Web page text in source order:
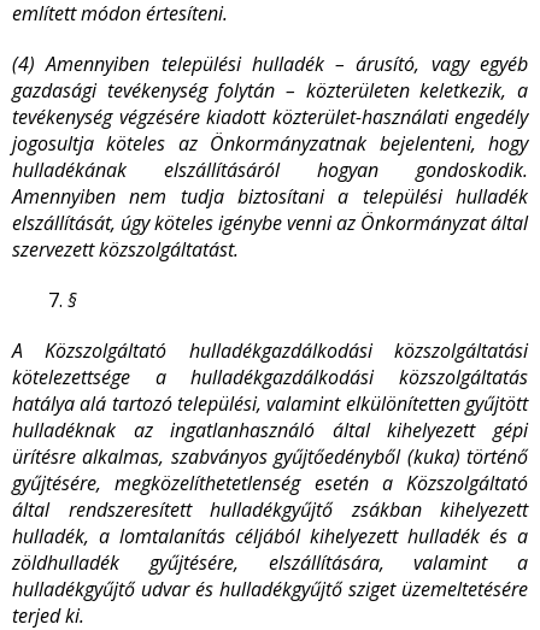
említett módon értesíteni.
(4) Amennyiben települési hulladék – árusító, vagy egyéb
gazdasági tevékenység folytán – közterületen keletkezik, a
tevékenység végzésére kiadott közterület-használati engedély
jogosultja köteles az Önkormányzatnak bejelenteni, hogy
hulladékának elszállításáról hogyan gondoskodik.
Amennyiben nem tudja biztosítani a települési hulladék
elszállítását, úgy köteles igénybe venni az Önkormányzat által
szervezett közszolgáltatást.
§
A Közszolgáltató hulladékgazdálkodási közszolgáltatási
kötelezettsége a hulladékgazdálkodási közszolgáltatás
hatálya alá tartozó települési, valamint elkülönítetten gyűjtött
hulladéknak az ingatlanhasználó által kihelyezett gépi
ürítésre alkalmas, szabványos gyűjtőedényből (kuka) történő
gyűjtésére, megközelíthetetlenség esetén a Közszolgáltató
által rendszeresített hulladékgyűjtő zsákban kihelyezett
hulladék, a lomtalanítás céljából kihelyezett hulladék és a
zöldhulladék gyűjtésére, elszállítására, valamint a
hulladékgyűjtő udvar és hulladékgyűjtő sziget üzemeltetésére
terjed ki.